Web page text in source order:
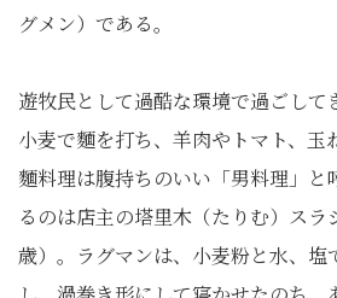
グメン）である。
遊牧民として過酷な環境で過ごして
小麦で麵を打ち、羊肉やトマト、玉
麵料理は腹持ちのいい「男料理」と
るのは店主の塔里木（たりむ）スラ
歳）。ラグマンは、小麦粉と水、塩